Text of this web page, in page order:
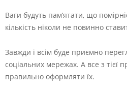
Ваги будуть пам’ятати, що
кількість ніколи не повинно
Завжди і всім буде приємно
соціальних мережах. А все з
правильно оформляти їх.